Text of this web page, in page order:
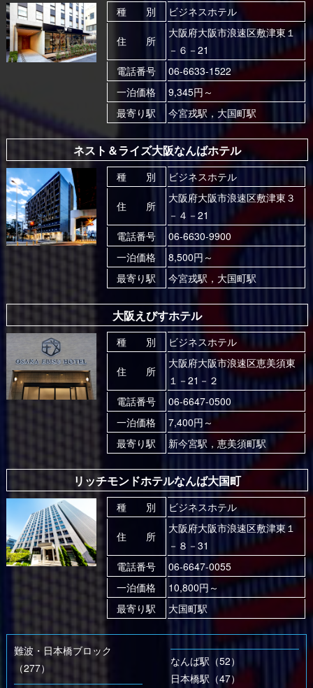
種 別 ビジネスホテル
住 所
大阪府大阪市浪速区敷津東１
－６－21
電話番号
06-6633-1522
一泊価格
9,345円～
最寄り駅
今宮戎駅，大国町駅
ネスト＆ライズ大阪なんばホテル
種 別 ビジネスホテル
住 所
大阪府大阪市浪速区敷津東３
－４－21
電話番号
06-6630-9900
一泊価格
8,500円～
最寄り駅
今宮戎駅，大国町駅
大阪えびすホテル
種 別 ビジネスホテル
住 所
大阪府大阪市浪速区恵美須東
１－21－２
電話番号
06-6647-0500
一泊価格
7,400円～
最寄り駅
新今宮駅，恵美須町駅
リッチモンドホテルなんば大国町
種 別 ビジネスホテル
住 所
大阪府大阪市浪速区敷津東１
－８－31
電話番号
06-6647-0055
一泊価格
10,800円～
最寄り駅
大国町駅
難波・日本橋ブロック
（277）
なんば駅（52）
日本橋駅（47）